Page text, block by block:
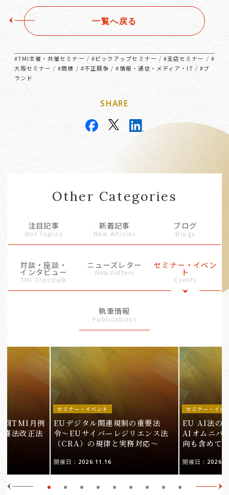
一覧へ戻る
#TMI主催・共催セミナー / #ピックアップセミナー /#支店セミナー / #
大阪セミナー /#商標 / #不正競争 /#情報・通信・メディア・IT / #ブ
ランド
SHARE
Other Categories
注目記事
Hot Topics
新着記事
New Articles
ブログ
Blogs
対談・座談・
インタビュー
TMI Crosstalk
ニューズレター
Newsletters
セミナー・イベン
ト
Events
執筆情報
Publications
回TMI月例
護法改正法
セミナー・イベント
EUデジタル関連規制の重要法
令〜EUサイバーレジリエンス法
（CRA）の規律と実務対応〜
開催日：2026.11.16
セミナー・イベ
EU AI法の
AIオムニバ
向も含めて
開催日：